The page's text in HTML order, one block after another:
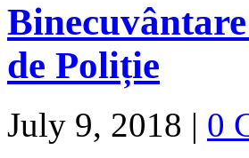
de Poliție
July 9, 2018 | 0